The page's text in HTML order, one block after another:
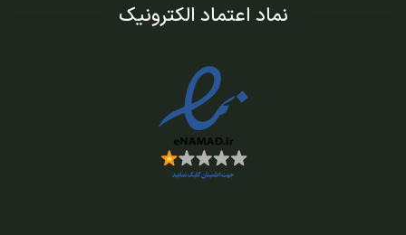
نماد اعتماد الکترونیک